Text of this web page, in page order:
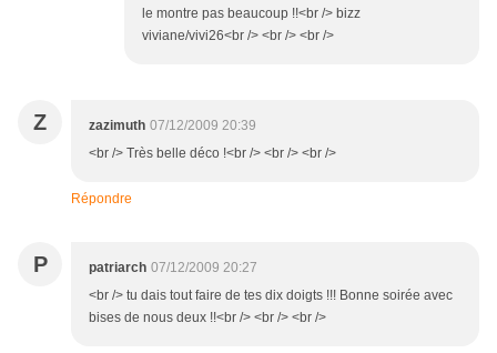
le montre pas beaucoup !!<br /> bizz
viviane/vivi26<br /> <br /> <br />
Z zazimuth 07/12/2009 20:39
<br /> Très belle déco !<br /> <br /> <br />
Répondre
P patriarch 07/12/2009 20:27
<br /> tu dais tout faire de tes dix doigts !!! Bonne soirée avec
bises de nous deux !!<br /> <br /> <br />